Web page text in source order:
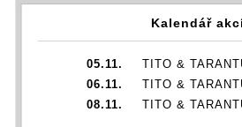
Kalendář
05.11.
TITO &
06.11.
TITO &
08.11.
TITO &